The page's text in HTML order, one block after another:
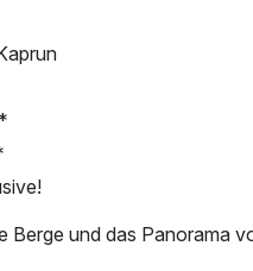
Berge und das Panorama